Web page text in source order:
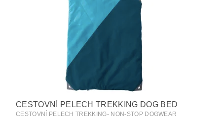
CESTOVNÍ PELECH TREKKING DOG BED
CESTOVNÍ PELECH TREKKING- NON-STOP DOGWEAR